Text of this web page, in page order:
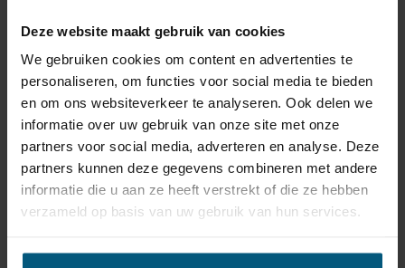
Deze website maakt gebruik van cookies
We gebruiken cookies om content en advertenties te
personaliseren, om functies voor social media te bieden
en om ons websiteverkeer te analyseren. Ook delen we
informatie over uw gebruik van onze site met onze
partners voor social media, adverteren en analyse. Deze
partners kunnen deze gegevens combineren met andere
informatie die u aan ze heeft verstrekt of die ze hebben
verzameld op basis van uw gebruik van hun services.
onttrokken.
Maximaal trekgewicht
1390 kg
Maximale kogeldruk
85 kg
Europees keurmerk
Bumperuitsnede
Ja
Uitsnede zichtbaar
Nee
Montagetijd
1 uur 30 minuten